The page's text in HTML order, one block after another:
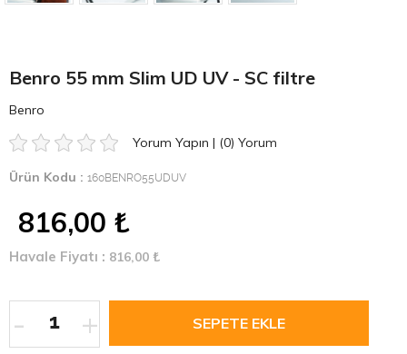
Benro 55 mm Slim UD UV - SC filtre
Benro
Yorum Yapın | (0) Yorum
Ürün Kodu : 160BENRO55UDUV
816,00 ₺
Havale Fiyatı : 816,00 ₺
+
-